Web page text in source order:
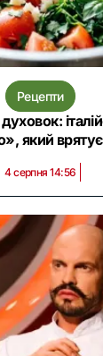
Рецепти
який
4 серпня 14:56